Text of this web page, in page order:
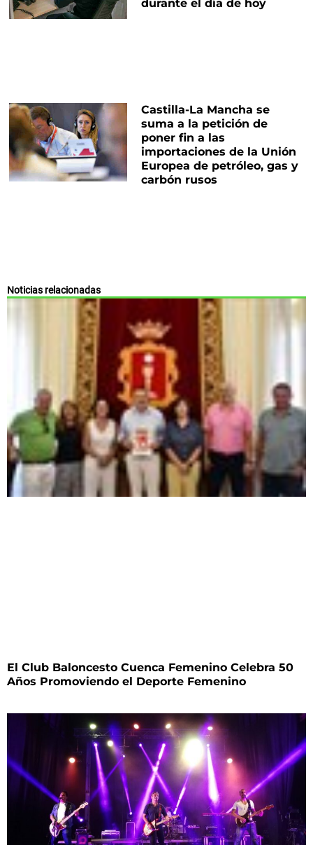
durante el día de hoy
Castilla-La Mancha se
suma a la petición de
poner fin a las
importaciones de la Unión
Europea de petróleo, gas y
carbón rusos
Noticias relacionadas
El Club Baloncesto Cuenca Femenino Celebra 50
Años Promoviendo el Deporte Femenino